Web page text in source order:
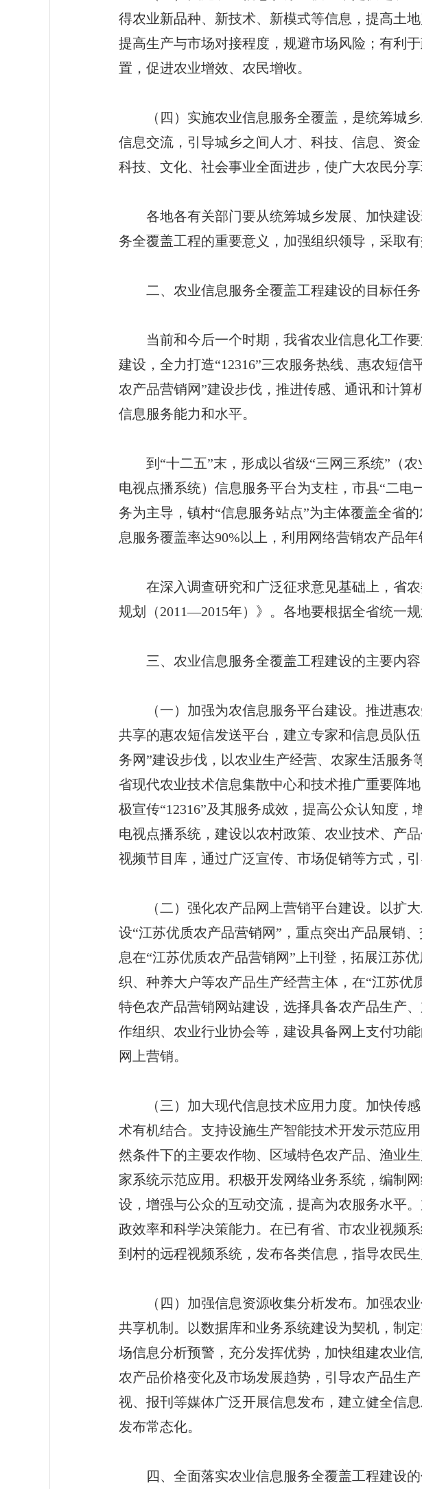
得农业新品种、新技术、新模式等信息，提高土
提高生产与市场对接程度，规避市场风险；有利
置，促进农业增效、农民增收。
（四）实施农业信息服务全覆盖，是统筹城乡
信息交流，引导城乡之间人才、科技、信息、资
科技、文化、社会事业全面进步，使广大农民分
各地各有关部门要从统筹城乡发展、加快建设
务全覆盖工程的重要意义，加强组织领导，采取有
二、农业信息服务全覆盖工程建设的目标任务
当前和今后一个时期，我省农业信息化工作要
建设，全力打造“12316”三农服务热线、惠农短
农产品营销网”建设步伐，推进传感、通讯和计
信息服务能力和水平。
到“十二五”末，形成以省级“三网三系统”（农
电视点播系统）信息服务平台为支柱，市县“二电
务为主导，镇村“信息服务站点”为主体覆盖全省
息服务覆盖率达90%以上，利用网络营销农产品
在深入调查研究和广泛征求意见基础上，省农
规划（2011—2015年）》。各地要根据全省统一
三、农业信息服务全覆盖工程建设的主要内容
（一）加强为农信息服务平台建设。推进惠农
共享的惠农短信发送平台，建立专家和信息员队
务网”建设步伐，以农业生产经营、农家生活服
省现代农业技术信息集散中心和技术推广重要阵
极宣传“12316”及其服务成效，提高公众认知度
电视点播系统，建设以农村政策、农业技术、产
视频节目库，通过广泛宣传、市场促销等方式，
（二）强化农产品网上营销平台建设。以扩大
设“江苏优质农产品营销网”，重点突出产品展销
息在“江苏优质农产品营销网”上刊登，拓展江苏
织、种养大户等农产品生产经营主体，在“江苏
特色农产品营销网站建设，选择具备农产品生产
作组织、农业行业协会等，建设具备网上支付功
网上营销。
（三）加大现代信息技术应用力度。加快传感
术有机结合。支持设施生产智能技术开发示范应
然条件下的主要农作物、区域特色农产品、渔业
家系统示范应用。积极开发网络业务系统，编制
设，增强与公众的互动交流，提高为农服务水平
政效率和科学决策能力。在已有省、市农业视频
到村的远程视频系统，发布各类信息，指导农民生
（四）加强信息资源收集分析发布。加强农业
共享机制。以数据库和业务系统建设为契机，制
场信息分析预警，充分发挥优势，加快组建农业
农产品价格变化及市场发展趋势，引导农产品生
视、报刊等媒体广泛开展信息发布，建立健全信
发布常态化。
四、全面落实农业信息服务全覆盖工程建设的